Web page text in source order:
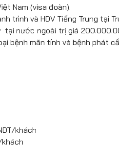
sau đó xe đưa quý khách
(22h15-23h35)
Đoàn làm thủ tục nhập cảnh,
– Hà Nội . Chia tay đoàn.
Nam (visa đoàn).
trình và HDV Tiếng Trung tại
nước ngoài trị giá
bệnh mãn tính và bệnh phát
khách
khách